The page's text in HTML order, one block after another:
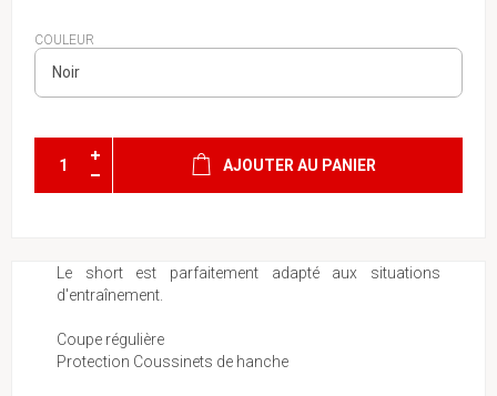
COULEUR
AJOUTER AU PANIER
Le short est parfaitement adapté aux situations
d'entraînement.
Coupe régulière
Protection Coussinets de hanche